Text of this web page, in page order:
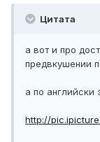
Цитата
а вот и про
предвкушении
а по английски
http://